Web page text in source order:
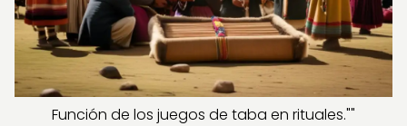
Función de los juegos de taba en rituales.""